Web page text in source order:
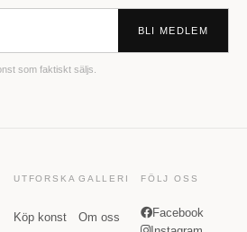
BLI MEDLEM
som faktiskt säljs.
UTFORSKA
Köp konst
GALLERI
Om oss
FÖLJ OSS
Facebook